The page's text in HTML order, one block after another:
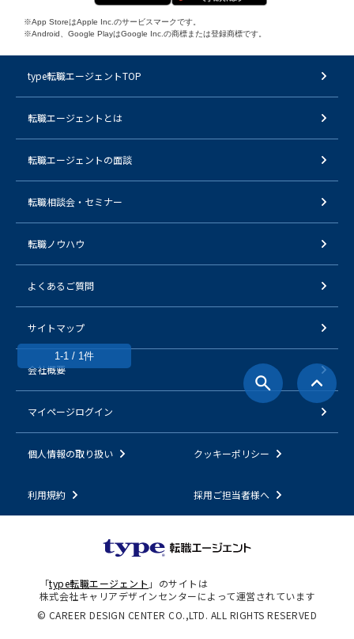
1-1 / 1件
※App StoreはApple Inc.のサービスマークです。
※Android、Google PlayはGoogle Inc.の商標または登録商標です。
type転職エージェントTOP
転職エージェントとは
転職エージェントの面談
転職相談会・セミナー
転職ノウハウ
よくあるご質問
サイトマップ
会社概要
マイページログイン
個人情報の取り扱い クッキーポリシー
利用規約 採用ご担当者様へ
「type転職エージェント 」のサイトは
株式会社キャリアデザインセンターによって運営されています
© CAREER DESIGN CENTER CO.,LTD. ALL RIGHTS RESERVED